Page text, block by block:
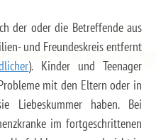
der oder die Betreffende aus
und Freundeskreis entfernt
). Kinder und Teenager
mit den Eltern oder in
haben. Bei
im fortgeschrittenen